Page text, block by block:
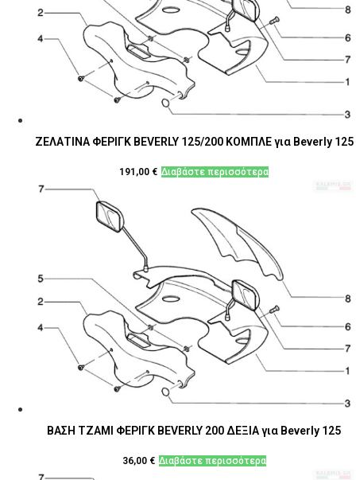
ΖΕΛΑΤΙΝΑ ΦΕΡΙΓΚ BEVERLY 125/200 ΚΟΜΠΛΕ για Beverly 125
191,00 € Διαβάστε περισσότερα
ΒΑΣΗ ΤΖΑΜΙ ΦΕΡΙΓΚ BEVERLY 200 ΔΕΞΙΑ για Beverly 125
36,00 € Διαβάστε περισσότερα